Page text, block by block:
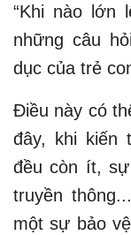
“Khi nào lớn
những câu
dục của trẻ
Điều này có
đây, khi kiến
đều còn ít,
truyền
một sự bảo